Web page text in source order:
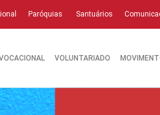
Paróquias Santuários
VOLUNTARIADO